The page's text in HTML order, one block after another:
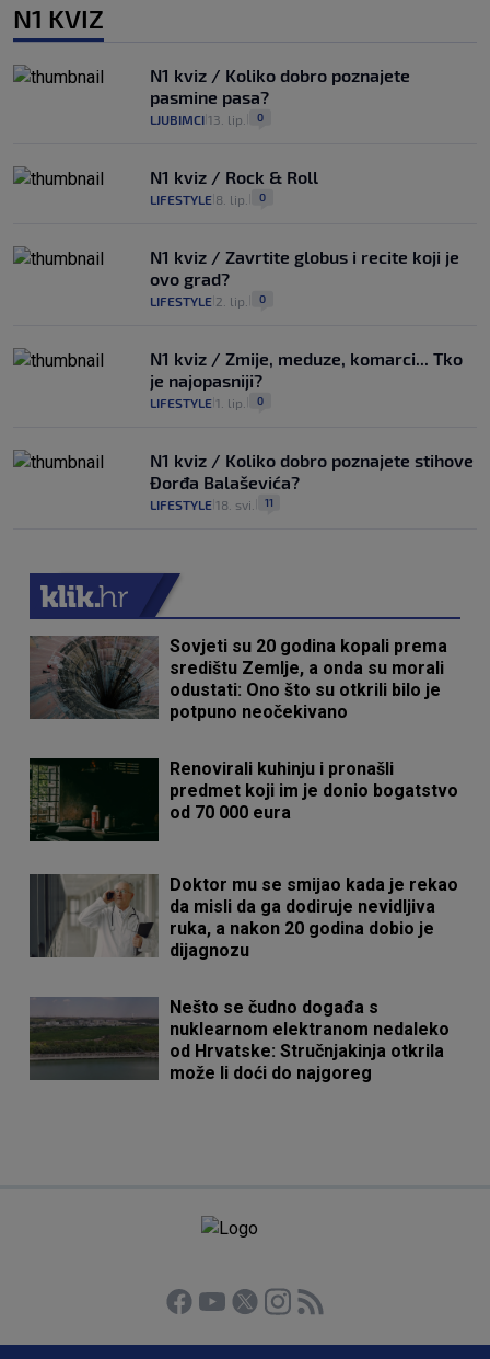
N1 KVIZ
N1 kviz / Koliko dobro poznajete
pasmine pasa?
LJUBIMCI 13. lip. 0
N1 kviz / Rock & Roll
LIFESTYLE 8. lip. 0
N1 kviz / Zavrtite globus i recite koji je
ovo grad?
LIFESTYLE 2. lip. 0
N1 kviz / Zmije, meduze, komarci... Tko
je najopasniji?
LIFESTYLE 1. lip. 0
N1 kviz / Koliko dobro poznajete stihove
Đorđa Balaševića?
LIFESTYLE 18. svi. 11
Sovjeti su 20 godina kopali prema
središtu Zemlje, a onda su morali
odustati: Ono što su otkrili bilo je
potpuno neočekivano
Renovirali kuhinju i pronašli
predmet koji im je donio bogatstvo
od 70 000 eura
Doktor mu se smijao kada je rekao
da misli da ga dodiruje nevidljiva
ruka, a nakon 20 godina dobio je
dijagnozu
Nešto se čudno događa s
nuklearnom elektranom nedaleko
od Hrvatske: Stručnjakinja otkrila
može li doći do najgoreg